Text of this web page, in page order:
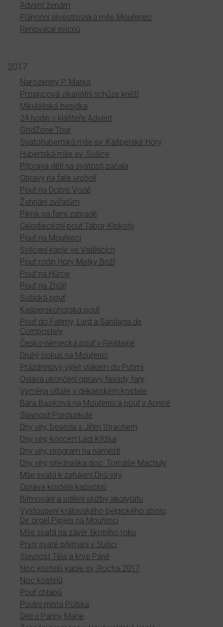
Advent ženám
Půlnoční silvestrovská mše Mouřenec
Renovace svícnů
2017
Narozeniny P. Marka
Prosincová vikariátní schůze kněží
Mikulášská besídka
24 hodin v klášteře Advent
GodZone Tour
Svatohubertská mše sv. Kašperské Hory
Hubertská mše sv. Sušice
Příprava dětí na svátosti začala
Opravy na faře vrcholí
Pouť na Dobré Vodě
Žehnání zvířatům
Piknik na farní zahradě
Celodiecézní pouť Tábor-Klokoty
Pouť na Mouřenci
Svěcení kaple ve Vatěticích
Pouť rodin Hory Matky Boží
Pouť na Hůrce
Pouť na Zhůří
Sušická pouť
Kašperskohorská pouť
Pouť do Fatimy, Lurd a Santiaga de
Compostely
Česko-německá pouť v Rejštejně
Druhý pokus na Mouřenci
Prázdninový výlet vlakem do Putimi
Oslava ukončení opravy fasády fary
Výměna oltáře v děkanském kostele
Bára Basiková na Mouřenci a pouť v Anníně
Slavnost Porciunkule
Dny víry, beseda s Jiřím Strachem
Dny víry, koncert Ládi Křížka
Dny víry, program na náměstí
Dny víry, přednáška doc. Tomáše Machuly
Mše svatá k zahájení Dnů víry
Oprava kostela kapucínů
Biřmování a udílení služby akolytátu
Vystoupení královského belgického sboru
De orgel Pijpjes na Mouřenci
Mše svatá na závěr školního roku
První svaté přijímání v Sušici
Slavnost Těla a krve Páně
Noc kostelů kaple sv. Rocha 2017
Noc kostelů
Pouť chlapů
Poutní místa Polska
Děti u Panny Marie